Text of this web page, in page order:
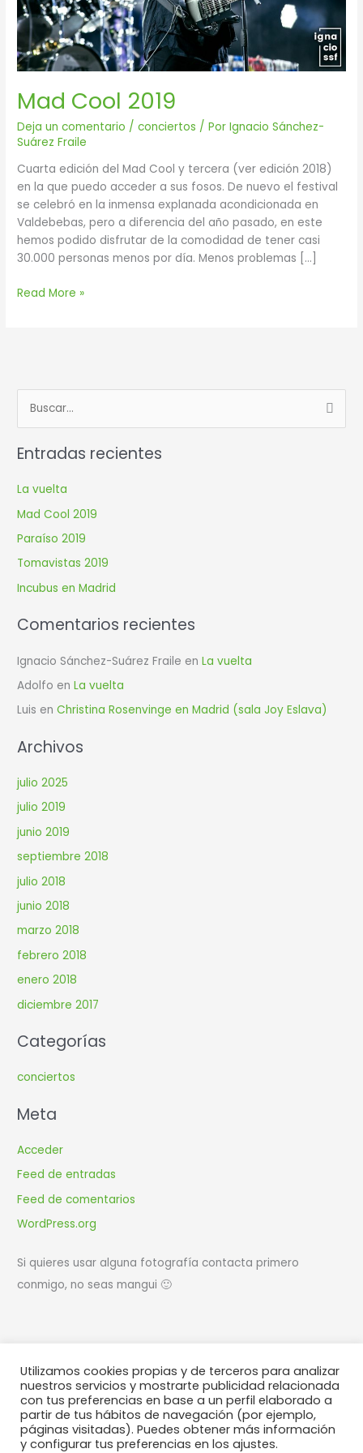
Mad Cool 2019
Deja un comentario /conciertos / PorIgnacio Sánchez-
Suárez Fraile
Cuarta edición del Mad Cool y tercera (ver edición 2018)
en la que puedo acceder a sus fosos. De nuevo el festival
se celebró en la inmensa explanada acondicionada en
Valdebebas, pero a diferencia del año pasado, en este
hemos podido disfrutar de la comodidad de tener casi
30.000 personas menos por día. Menos problemas […]
Read More »
u
s
a
r
p
o
r
Entradas recientes
La vuelta
Mad Cool 2019
Paraíso 2019
Tomavistas 2019
Incubus en Madrid
Comentarios recientes
Ignacio Sánchez-Suárez Fraile enLa vuelta
Adolfo enLa vuelta
Luis enChristina Rosenvinge en Madrid (sala Joy Eslava)
Archivos
julio 2025
julio 2019
junio 2019
septiembre 2018
julio 2018
junio 2018
marzo 2018
febrero 2018
enero 2018
diciembre 2017
Categorías
conciertos
Meta
Acceder
Feed de entradas
Feed de comentarios
WordPress.org
Si quieres usar alguna fotografía contacta primero
conmigo, no seas mangui 🙂
T
w
F
a
I
n
S
p
Diseño y desarrollo webWIR | estudio creativo
Utilizamos cookies propias y de terceros para analizar
nuestros servicios y mostrarte publicidad relacionada
con tus preferencias en base a un perfil elaborado a
partir de tus hábitos de navegación (por ejemplo,
páginas visitadas). Puedes obtener más información
y configurar tus preferencias en los ajustes.